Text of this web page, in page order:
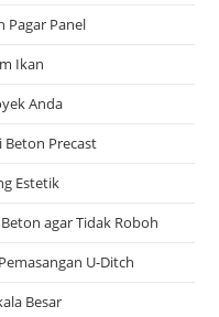
Pagar Panel
Ikan
Anda
Beton Precast
Estetik
agar Tidak Roboh
U-Ditch
Besar